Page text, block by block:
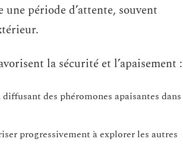
période d’attente, souvent
la sécurité et l’apaisement :
des phéromones apaisantes dans
progressivement à explorer les autres